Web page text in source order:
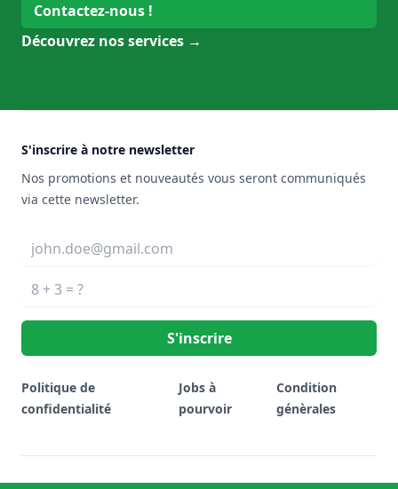
Contactez-nous !
Découvrez nos services →
S'inscrire à notre newsletter
Nos promotions et nouveautés vous seront communiqués
via cette newsletter.
Adresse email
S'inscrire
Politique de
confidentialité
Jobs à
pourvoir
Condition
génèrales